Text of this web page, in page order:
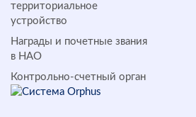
территориальное
устройство
Награды и почетные звания
в НАО
Контрольно-счетный орган